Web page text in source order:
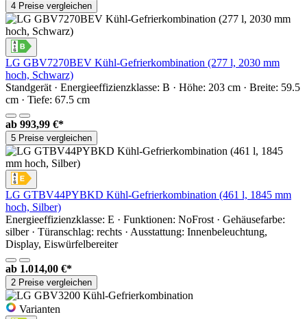
4 Preise vergleichen
LG GBV7270BEV Kühl-Gefrierkombination (277 l, 2030 mm
hoch, Schwarz)
Standgerät · Energieeffizienzklasse: B · Höhe: 203 cm · Breite: 59.5
cm · Tiefe: 67.5 cm
ab 993,99 €*
5 Preise vergleichen
LG GTBV44PYBKD Kühl-Gefrierkombination (461 l, 1845 mm
hoch, Silber)
Energieeffizienzklasse: E · Funktionen: NoFrost · Gehäusefarbe:
silber · Türanschlag: rechts · Ausstattung: Innenbeleuchtung,
Display, Eiswürfelbereiter
ab 1.014,00 €*
2 Preise vergleichen
Varianten